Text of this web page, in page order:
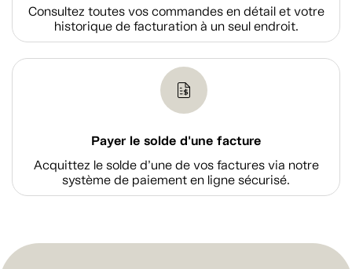
Consultez toutes vos commandes en détail et votre
historique de facturation à un seul endroit.
Payer le solde d'une facture
Acquittez le solde d’une de vos factures via notre
système de paiement en ligne sécurisé.